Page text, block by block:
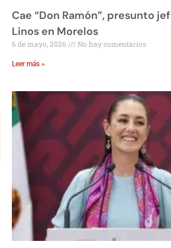
Cae “Don Ramón”, presunto
Linos en Morelos
6 de mayo, 2026 No hay comentarios
Leer más »